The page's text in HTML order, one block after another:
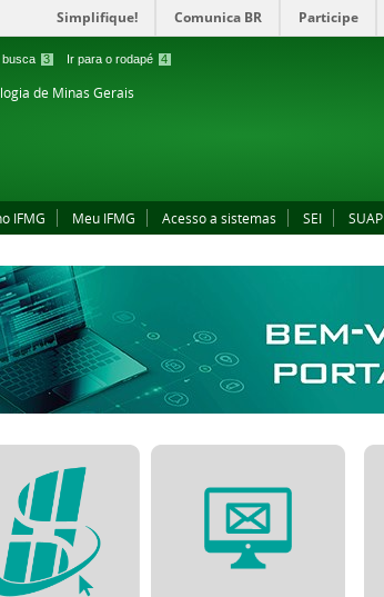
busca 3 Ir para o rodapé 4
Simplifique! Comunica BR Participe
de Minas Gerais
IFMG Meu IFMG Acesso a sistemas SEI SUAP